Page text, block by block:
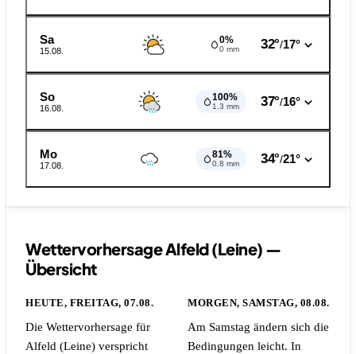
Sa
15.08.
0%
0 mm 32°/17°
So
16.08.
100%
1.3 mm 37°/16°
Mo
17.08.
81%
0.8 mm 34°/21°
Wettervorhersage Alfeld (Leine) —
Übersicht
HEUTE, FREITAG, 07.08.
Die Wettervorhersage für
Alfeld (Leine) verspricht
MORGEN, SAMSTAG, 08.08.
Am Samstag ändern sich die
Bedingungen leicht. In